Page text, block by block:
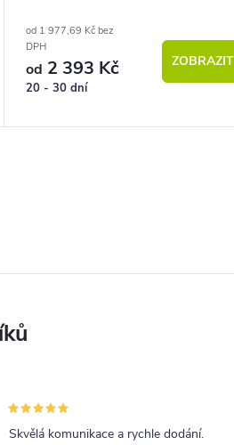
od 1 977,69 Kč bez
DPH
od 2 393 Kč
20 - 30 dní
ZOBRAZIT
Skvělá komunikace a rychle dodání.